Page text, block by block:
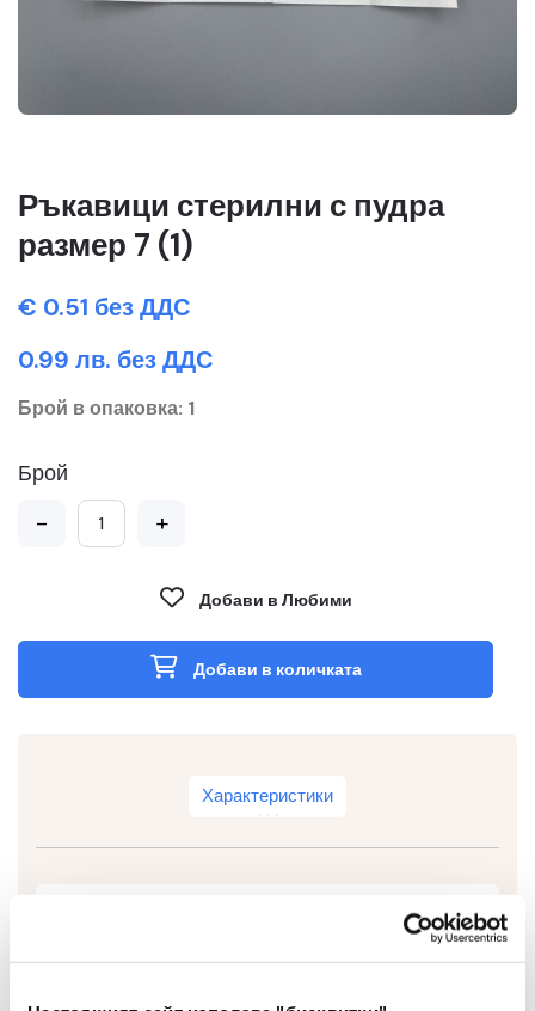
Ръкавици стерилни с пудра
размер 7 (1)
€ 0.51 без ДДС
0.99 лв. без ДДС
Брой в опаковка: 1
Брой
- +
Добави в Любими
Добави в количката
Характеристики